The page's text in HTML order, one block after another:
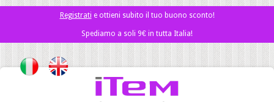
Registrati e ottieni subito il tuo buono sconto!
Spediamo a soli 9€ in tutta Italia!